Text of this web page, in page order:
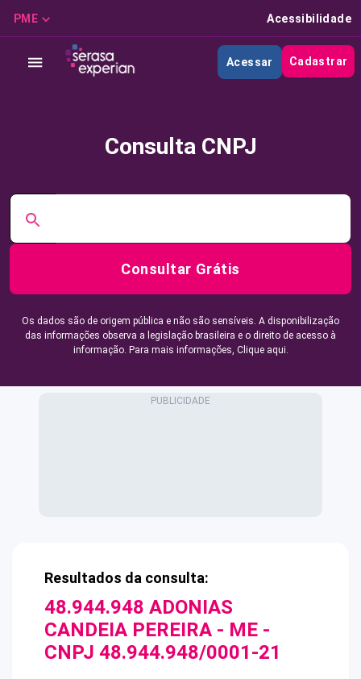
PME Acessibilidade
Acessar Cadastrar
Consulta CNPJ
Consultar Grátis
Os dados são de origem pública e não são sensíveis. A disponibilização
das informações observa a legislação brasileira e o direito de acesso à
informação. Para mais informações, Clique aqui.
Resultados da consulta:
48.944.948 ADONIAS
CANDEIA PEREIRA - ME -
CNPJ 48.944.948/0001-21